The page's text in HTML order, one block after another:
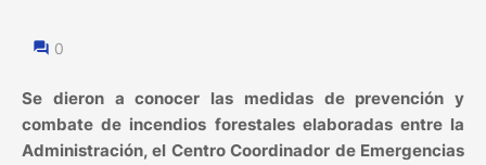
0
Se dieron a conocer las medidas de prevención y
combate de incendios forestales elaboradas entre la
Administración, el Centro Coordinador de Emergencias